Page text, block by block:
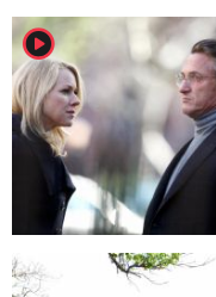
player2